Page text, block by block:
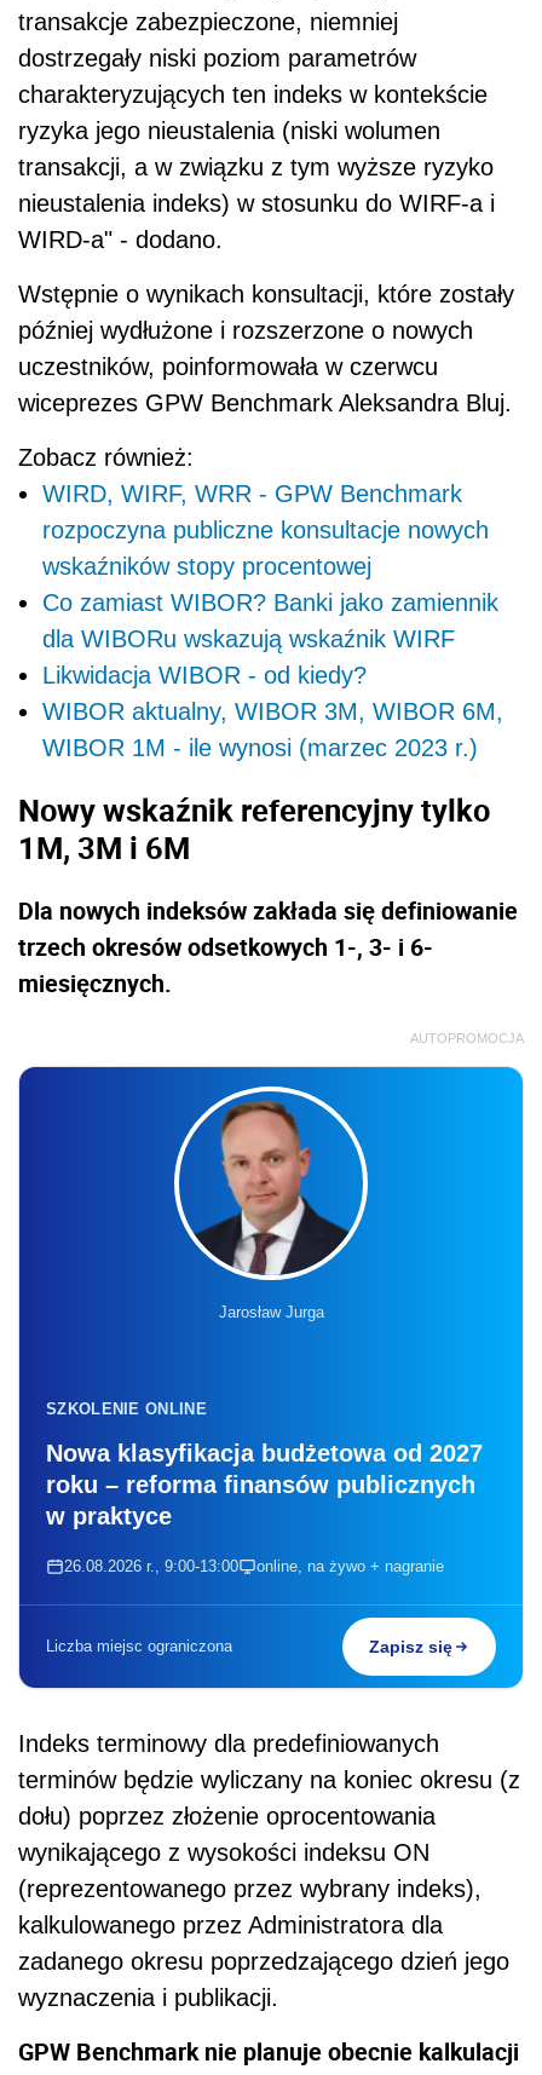
transakcje zabezpieczone, niemniej
dostrzegały niski poziom parametrów
charakteryzujących ten indeks w kontekście
ryzyka jego nieustalenia (niski wolumen
transakcji, a w związku z tym wyższe ryzyko
nieustalenia indeks) w stosunku do WIRF-a i
WIRD-a" - dodano.
Wstępnie o wynikach konsultacji, które zostały
później wydłużone i rozszerzone o nowych
uczestników, poinformowała w czerwcu
wiceprezes GPW Benchmark Aleksandra Bluj.
Zobacz również:
WIRD, WIRF, WRR - GPW Benchmark
rozpoczyna publiczne konsultacje nowych
wskaźników stopy procentowej
Co zamiast WIBOR? Banki jako zamiennik
dla WIBORu wskazują wskaźnik WIRF
Likwidacja WIBOR - od kiedy?
WIBOR aktualny, WIBOR 3M, WIBOR 6M,
WIBOR 1M - ile wynosi (marzec 2023 r.)
Nowy wskaźnik referencyjny tylko
1M, 3M i 6M
Dla nowych indeksów zakłada się definiowanie
trzech okresów odsetkowych 1-, 3- i 6-
miesięcznych.
AUTOPROMOCJA
Jarosław Jurga
SZKOLENIE ONLINE
Nowa klasyfikacja budżetowa od 2027
roku – reforma finansów publicznych
w praktyce
26.08.2026 r., 9:00-13:00 online, na żywo + nagranie
Liczba miejsc ograniczona Zapisz się
Indeks terminowy dla predefiniowanych
terminów będzie wyliczany na koniec okresu (z
dołu) poprzez złożenie oprocentowania
wynikającego z wysokości indeksu ON
(reprezentowanego przez wybrany indeks),
kalkulowanego przez Administratora dla
zadanego okresu poprzedzającego dzień jego
wyznaczenia i publikacji.
GPW Benchmark nie planuje obecnie kalkulacji